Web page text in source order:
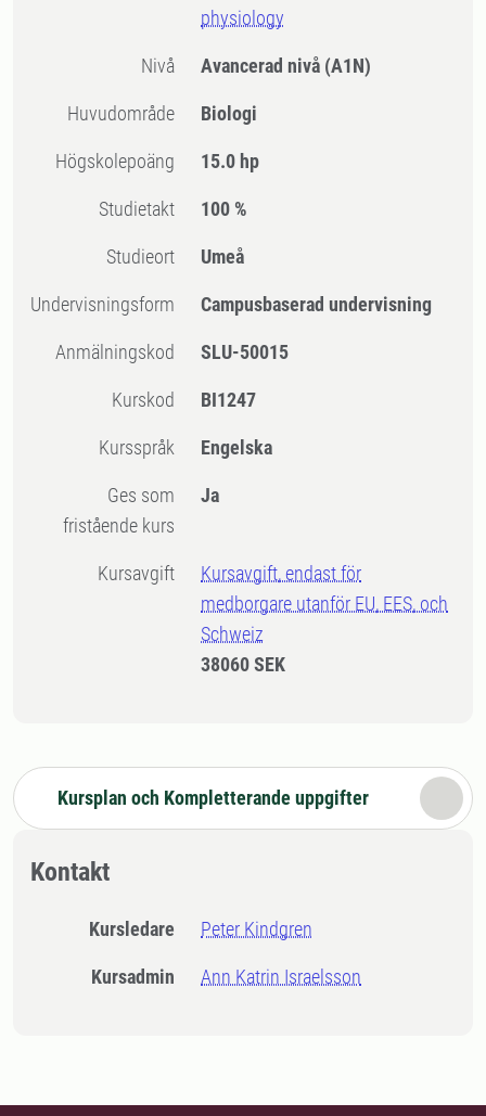
physiology
Nivå Avancerad nivå (A1N)
Huvudområde Biologi
högskolepoäng 15.0 hp
Studietakt 100 %
Studieort Umeå
Undervisningsform Campusbaserad undervisning
Anmälningskod SLU-50015
Kurskod BI1247
Kursspråk Engelska
Ges som
fristående kurs
Ja
Kursavgift
Kursavgift, endast för
medborgare utanför EU, EES, och
Schweiz
38060 SEK
Kursplan och Kompletterande uppgifter
Kontakt
Kursledare Peter Kindgren
Kursadmin Ann Katrin Israelsson